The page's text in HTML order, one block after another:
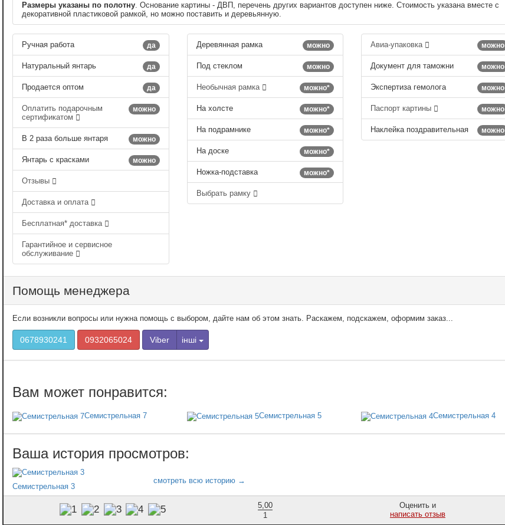
Размеры указаны по полотну. Основание картины - ДВП, перечень других вариантов доступен ниже. Стоимость указана вместе с
декоративной пластиковой рамкой, но можно поставить и деревьянную.
да
Ручная работа
да
Натуральный янтарь
да
Продается оптом
можно
Оплатить подарочным
сертификатом
можно
В 2 раза больше янтаря
можно
Янтарь с красками
Отзывы
Доставка и оплата
Бесплатная* доставка
Гарантийное и сервисное
обслуживание
можно
Деревянная рамка
можно
Под стеклом
можно*
Необычная рамка
можно*
На холсте
можно*
На подрамнике
можно*
На доске
можно*
Ножка-подставка
Выбрать рамку
можно
Авиа-упаковка
можно
Документ для таможни
можно
Экспертиза гемолога
можно
Паспорт картины
можно
Наклейка поздравительная
Помощь менеджера
Если возникли вопросы или нужна помощь с выбором, дайте нам об этом знать. Раскажем, подскажем, оформим заказ...
0678930241 0932065024 Viber інші
Семистрельная 7 Семистрельная 5 Семистрельная 4
Семистрельная 3
5,00
1
Оценить и
написать отзыв